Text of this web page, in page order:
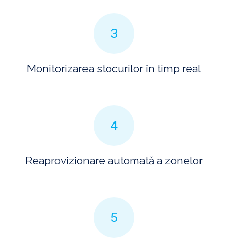
3
Monitorizarea stocurilor în timp real
4
Reaprovizionare automată a zonelor
5